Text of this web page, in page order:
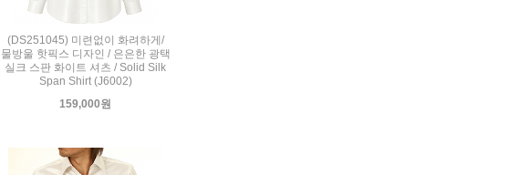
(DS251045) 미련없이 화려하게/
물방울 핫픽스 디자인 / 은은한 광택
실크 스판 화이트 셔츠 / Solid Silk
Span Shirt (J6002)
159,000원